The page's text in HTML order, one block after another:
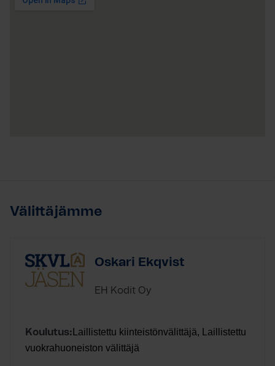
Välittäjämme
Oskari Ekqvist
EH Kodit Oy
Koulutus: Laillistettu kiinteistönvälittäjä, Laillistettu
vuokrahuoneiston välittäjä